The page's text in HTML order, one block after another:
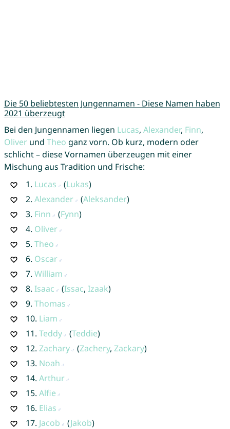
Die 50 beliebtesten Jungennamen - Diese Namen haben
2021 überzeugt
Bei den Jungennamen liegen Lucas, Alexander, Finn,
Oliverund Theo ganz vorn. Ob kurz, modern oder
schlicht – diese Vornamen überzeugen mit einer
Mischung aus Tradition und Frische:
1. Lucas (Lukas)
2. Alexander (Aleksander)
3. Finn (Fynn)
4. Oliver
5. Theo
6. Oscar
7. William
8. Isaac (Issac, Izaak)
9. Thomas
10. Liam
11. Teddy (Teddie)
12. Zachary (Zachery, Zackary)
13. Noah
14. Arthur
15. Alfie
16. Elias
17. Jacob (Jakob)